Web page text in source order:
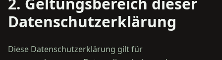
Datenschutzerklärung
Diese Datenschutzerklärung gilt für